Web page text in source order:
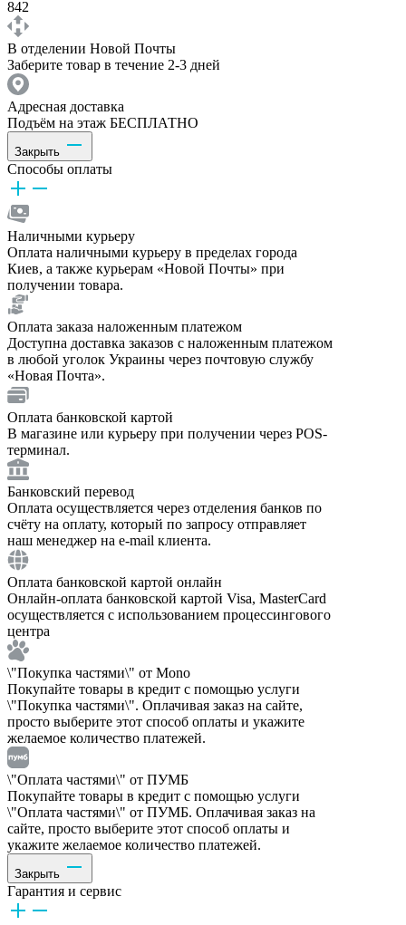
842
В отделении Новой Почты
Заберите товар в течение 2-3 дней
Адресная доставка
Подъём на этаж БЕСПЛАТНО
Закрыть
Способы оплаты
Наличными курьеру
Оплата наличными курьеру в пределах города
Киев, а также курьерам «Новой Почты» при
получении товара.
Оплата заказа наложенным платежом
Доступна доставка заказов с наложенным платежом
в любой уголок Украины через почтовую службу
«Новая Почта».
Оплата банковской картой
В магазине или курьеру при получении через POS-
терминал.
Банковский перевод
Оплата осуществляется через отделения банков по
счёту на оплату, который по запросу отправляет
наш менеджер на e-mail клиента.
Оплата банковской картой онлайн
Онлайн-оплата банковской картой Visa, MasterCard
осуществляется с использованием процессингового
центра
\"Покупка частями\" от Mono
Покупайте товары в кредит с помощью услуги
\"Покупка частями\". Оплачивая заказ на сайте,
просто выберите этот способ оплаты и укажите
желаемое количество платежей.
\"Оплата частями\" от ПУМБ
Покупайте товары в кредит с помощью услуги
\"Оплата частями\" от ПУМБ. Оплачивая заказ на
сайте, просто выберите этот способ оплаты и
укажите желаемое количество платежей.
Закрыть
Гарантия и сервис